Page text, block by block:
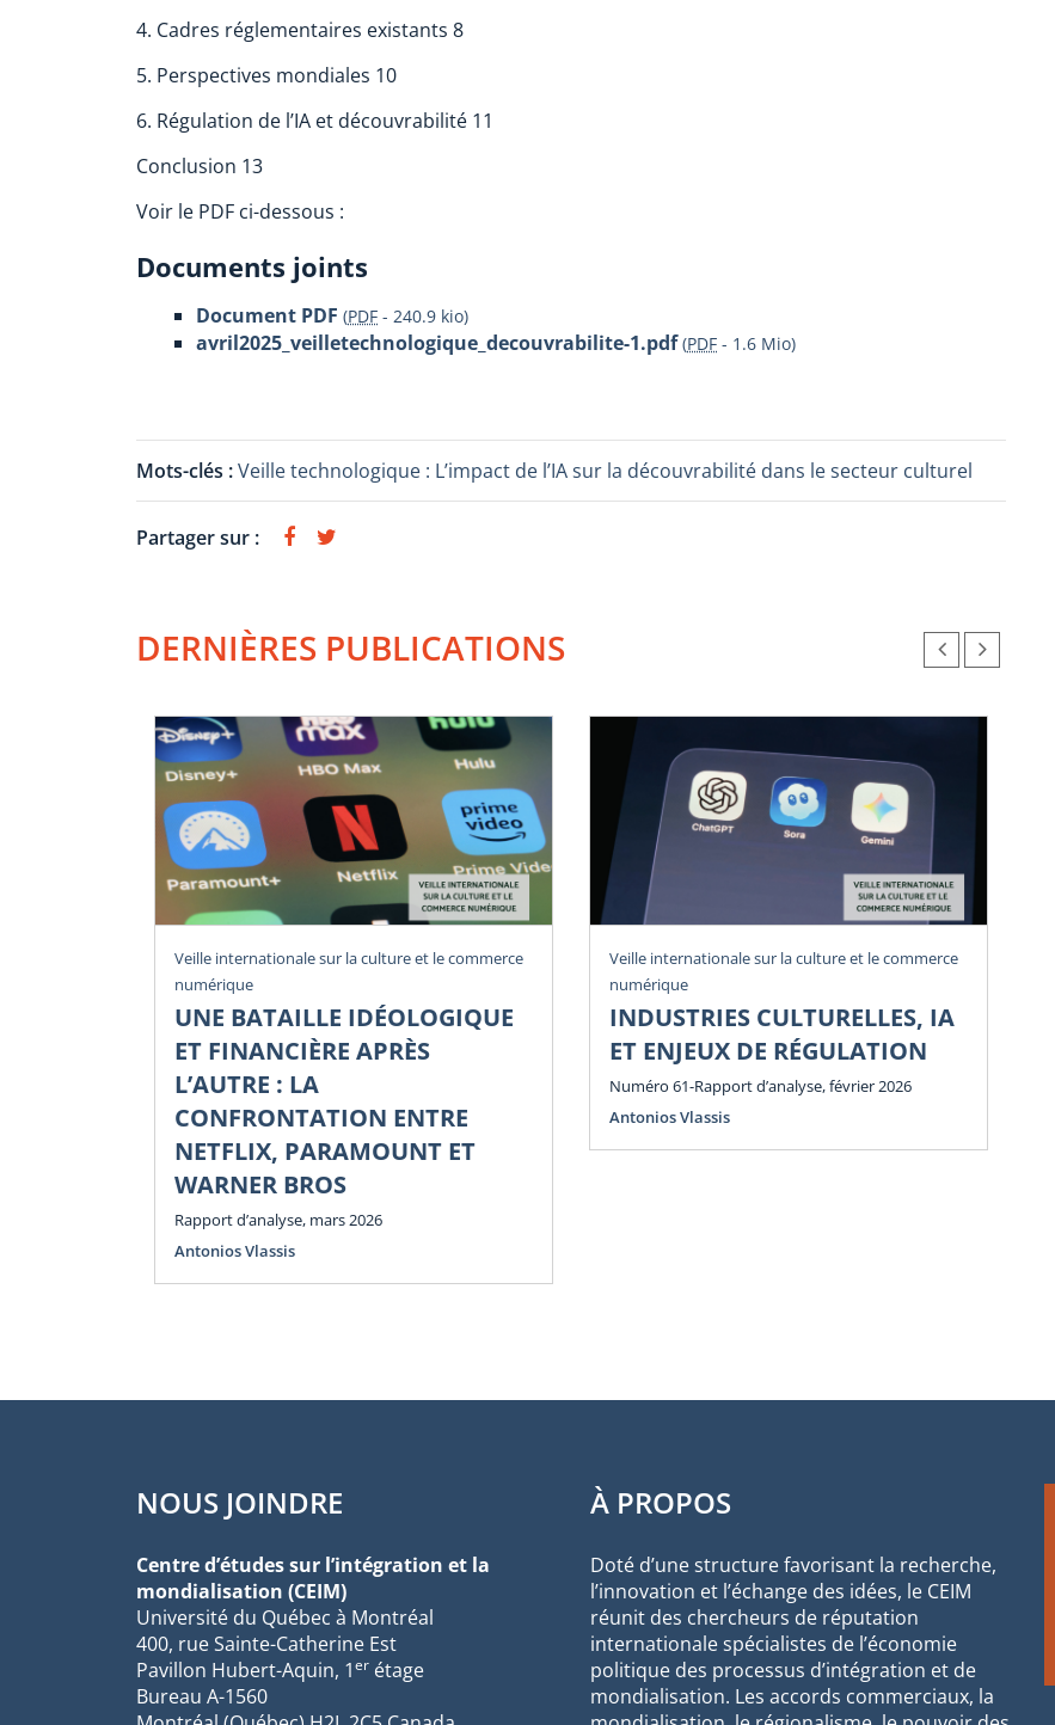
4. Cadres réglementaires existants 8
5. Perspectives mondiales 10
6. Régulation de l’IA et découvrabilité 11
Conclusion 13
Voir le PDF ci-dessous :
Documents joints
Document PDF (PDF - 240.9 kio)
avril2025_veilletechnologique_decouvrabilite-1.pdf (PDF - 1.6 Mio)
Mots-clés :Veille technologique : L’impact de l’IA sur la découvrabilité dans le secteur culturel
Partager sur :
DERNIÈRES PUBLICATIONS
Veille internationale sur la culture et le commerce
numérique
UNE BATAILLE IDÉOLOGIQUE
ET FINANCIÈRE APRÈS
L’AUTRE : LA
CONFRONTATION ENTRE
NETFLIX, PARAMOUNT ET
WARNER BROS
Rapport d’analyse, mars 2026
Antonios Vlassis
Veille internationale sur la culture et le commerce
numérique
INDUSTRIES CULTURELLES, IA
ET ENJEUX DE RÉGULATION
Numéro 61-Rapport d’analyse, février 2026
Antonios Vlassis
NOUS JOINDRE
Centre d’études sur l’intégration et la
mondialisation (CEIM)
Université du Québec à Montréal
400, rue Sainte-Catherine Est
Pavillon Hubert-Aquin, 1er étage
Bureau A-1560
À PROPOS
Doté d’une structure favorisant la recherche,
l’innovation et l’échange des idées, le CEIM
réunit des chercheurs de réputation
internationale spécialistes de l’économie
politique des processus d’intégration et de
mondialisation. Les accords commerciaux, la